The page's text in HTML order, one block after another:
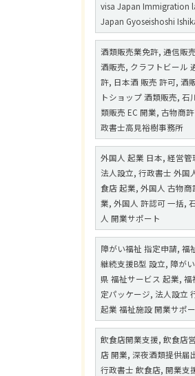
visa Japan Immigration
Japan Gyoseishoshi
酒類販売業免許, 通信販
酒販売, クラフトビール
許, 日本酒 販売 許可, 酒
トショップ 酒類販売, 石
類販売 EC 開業, 古物商
政書士高見裕樹事務所
外国人 起業 日本, 経営
法人設立, 行政書士 外国
食店 起業, 外国人 古物
業, 外国人 許認可 一括,
人 開業サポート
障がい福祉 指定申請, 福
継続支援B型 設立, 障が
県 福祉サービス 起業,
定パッケージ, 法人設立
起業 福祉施設 開業サポ
飲食店開業支援, 飲食店
店 開業, 深夜酒類提供届
行政書士 飲食店, 開業支